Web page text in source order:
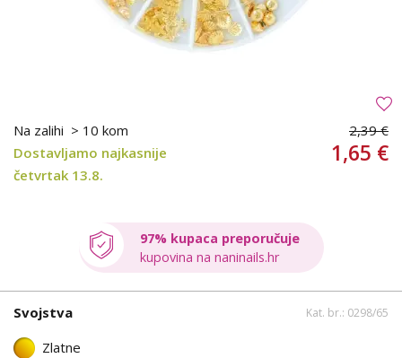
Na zalihi > 10 kom
Dostavljamo najkasnije
četvrtak 13.8.
2,39 €
1,65 €
97% kupaca preporučuje
kupovina na naninails.hr
Svojstva Kat. br.: 0298/65
Zlatne